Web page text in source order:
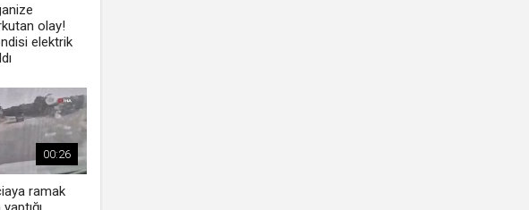
olay!
elektrik
00:26
ramak